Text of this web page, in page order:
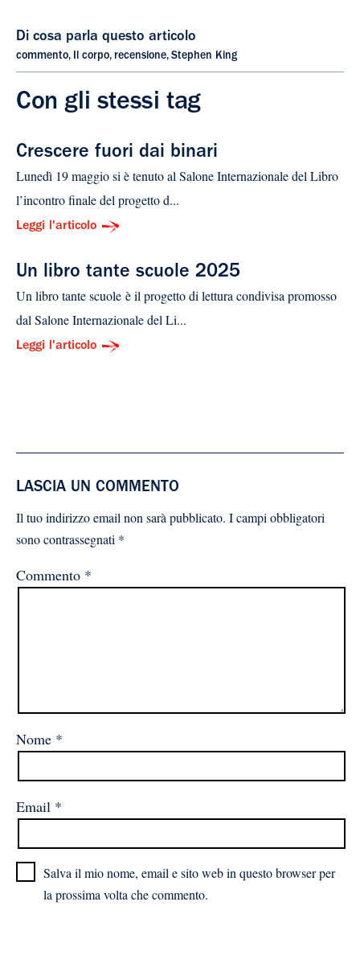
Di cosa parla questo articolo
commento, Il corpo, recensione, Stephen King
Con gli stessi tag
Crescere fuori dai binari
Lunedì 19 maggio si è tenuto al Salone Internazionale del Libro
l’incontro finale del progetto d...
Leggi l'articolo
Un libro tante scuole 2025
Un libro tante scuole è il progetto di lettura condivisa promosso
dal Salone Internazionale del Li...
Leggi l'articolo
LASCIA UN COMMENTO
Il tuo indirizzo email non sarà pubblicato. I campi obbligatori
sono contrassegnati *
Commento *
Nome *
Email *
Salva il mio nome, email e sito web in questo browser per
la prossima volta che commento.